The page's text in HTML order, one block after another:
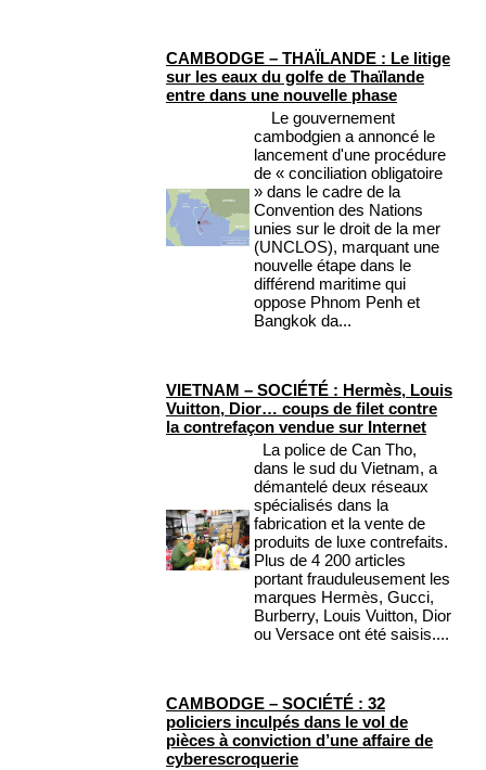
CAMBODGE – THAÏLANDE : Le litige
sur les eaux du golfe de Thaïlande
entre dans une nouvelle phase
Le gouvernement
cambodgien a annoncé le
lancement d'une procédure
de « conciliation obligatoire
» dans le cadre de la
Convention des Nations
unies sur le droit de la mer
(UNCLOS), marquant une
nouvelle étape dans le
différend maritime qui
oppose Phnom Penh et
Bangkok da...
VIETNAM – SOCIÉTÉ : Hermès, Louis
Vuitton, Dior… coups de filet contre
la contrefaçon vendue sur Internet
La police de Can Tho,
dans le sud du Vietnam, a
démantelé deux réseaux
spécialisés dans la
fabrication et la vente de
produits de luxe contrefaits.
Plus de 4 200 articles
portant frauduleusement les
marques Hermès, Gucci,
Burberry, Louis Vuitton, Dior
ou Versace ont été saisis....
CAMBODGE – SOCIÉTÉ : 32
policiers inculpés dans le vol de
pièces à conviction d’une affaire de
cyberescroquerie